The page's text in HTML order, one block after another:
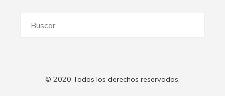
© 2020 Todos los derechos reservados.